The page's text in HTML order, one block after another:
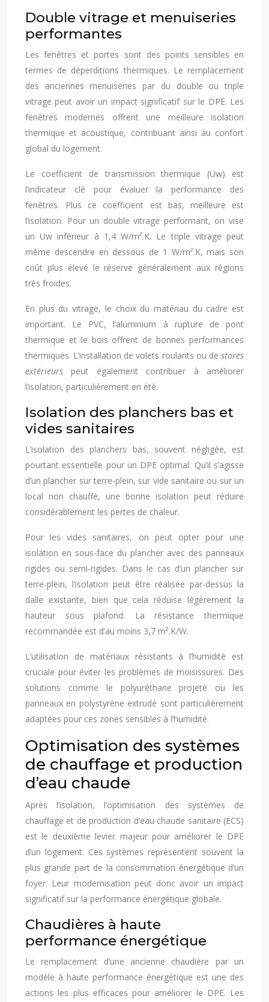
Double vitrage et menuiseries
performantes
Les fenêtres et portes sont des points sensibles en
termes de déperditions thermiques. Le remplacement
des anciennes menuiseries par du double ou triple
vitrage peut avoir un impact significatif sur le DPE. Les
fenêtres modernes offrent une meilleure isolation
thermique et acoustique, contribuant ainsi au confort
global du logement.
Le coefficient de transmission thermique (Uw) est
l’indicateur clé pour évaluer la performance des
fenêtres. Plus ce coefficient est bas, meilleure est
l’isolation. Pour un double vitrage performant, on vise
un Uw inférieur à 1,4 W/m².K. Le triple vitrage peut
même descendre en dessous de 1 W/m².K, mais son
coût plus élevé le réserve généralement aux régions
très froides.
En plus du vitrage, le choix du matériau du cadre est
important. Le PVC, l’aluminium à rupture de pont
thermique et le bois offrent de bonnes performances
thermiques. L’installation de volets roulants ou de stores
extérieurs peut également contribuer à améliorer
l’isolation, particulièrement en été.
Isolation des planchers bas et
vides sanitaires
L’isolation des planchers bas, souvent négligée, est
pourtant essentielle pour un DPE optimal. Qu’il s’agisse
d’un plancher sur terre-plein, sur vide sanitaire ou sur un
local non chauffé, une bonne isolation peut réduire
considérablement les pertes de chaleur.
Pour les vides sanitaires, on peut opter pour une
isolation en sous-face du plancher avec des panneaux
rigides ou semi-rigides. Dans le cas d’un plancher sur
terre-plein, l’isolation peut être réalisée par-dessus la
dalle existante, bien que cela réduise légèrement la
hauteur sous plafond. La résistance thermique
recommandée est d’au moins 3,7 m².K/W.
L’utilisation de matériaux résistants à l’humidité est
cruciale pour éviter les problèmes de moisissures. Des
solutions comme le polyuréthane projeté ou les
panneaux en polystyrène extrudé sont particulièrement
adaptées pour ces zones sensibles à l’humidité.
Optimisation des systèmes
de chauffage et production
d’eau chaude
Après l’isolation, l’optimisation des systèmes de
chauffage et de production d’eau chaude sanitaire (ECS)
est le deuxième levier majeur pour améliorer le DPE
d’un logement. Ces systèmes représentent souvent la
plus grande part de la consommation énergétique d’un
foyer. Leur modernisation peut donc avoir un impact
significatif sur la performance énergétique globale.
Chaudières à haute
performance énergétique
Le remplacement d’une ancienne chaudière par un
modèle à haute performance énergétique est une des
actions les plus efficaces pour améliorer le DPE. Les